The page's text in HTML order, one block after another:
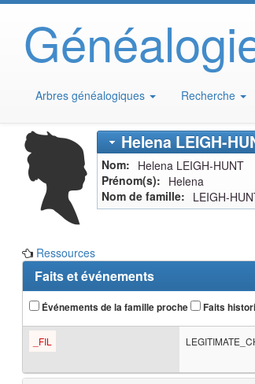
Arbres généalogiques Recherche
HelenaLEIGH-
Nom Helena LEIGH-HUNT
Prénom(s)
Helena
Nom de famille
LEIGH-
Ressources
Faits et événements
Événements de la famille proche Faits
_FIL